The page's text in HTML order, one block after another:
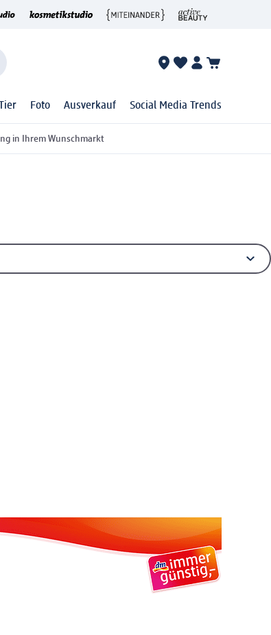
Tier Foto Ausverkauf Social Media Trends
in Ihrem Wunschmarkt